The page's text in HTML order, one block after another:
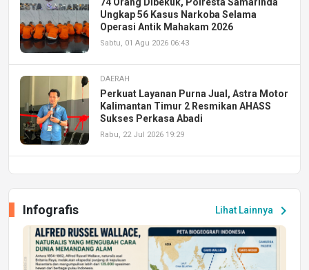
Ungkap 56 Kasus Narkoba Selama
Operasi Antik Mahakam 2026
Sabtu, 01 Agu 2026 06:43
DAERAH
Perkuat Layanan Purna Jual, Astra Motor
Kalimantan Timur 2 Resmikan AHASS
Sukses Perkasa Abadi
Rabu, 22 Jul 2026 19:29
Peluang Kerja dan Magang
Jumat, 17 Jul 2026 22:30
DAERAH
Lihat Lainnya chevron_right
Infografis